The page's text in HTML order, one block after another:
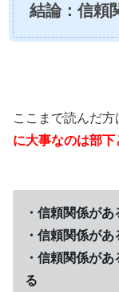
結論：信頼
ここまで読んだ方
に大事なのは部
・信頼関係が
・信頼関係が
・信頼関係が
る